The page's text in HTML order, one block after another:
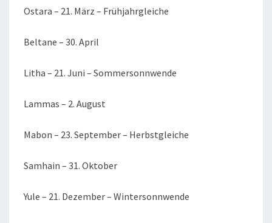
Ostara – 21. März – Frühjahrgleiche
Beltane – 30. April
Litha – 21. Juni – Sommersonnwende
Lammas – 2. August
Mabon – 23. September – Herbstgleiche
Samhain – 31. Oktober
Yule – 21. Dezember – Wintersonnwende